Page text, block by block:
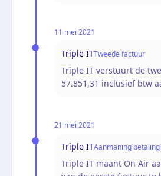
11 mei 2021
Triple ITTweede factuur
Triple IT verstuurt de
57.851,31 inclusief btw
21 mei 2021
Triple ITAanmaning
Triple IT maant On Air